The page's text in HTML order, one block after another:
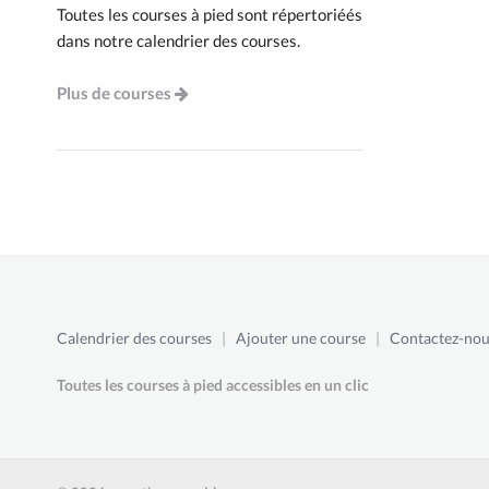
Toutes les courses à pied sont répertoriéés
dans notre calendrier des courses.
Plus de courses
Calendrier des courses | Ajouter une course | Contactez-
Toutes les courses à pied accessibles en un clic